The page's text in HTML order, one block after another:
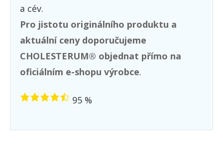
a cév.
Pro jistotu originálního produktu a
aktuální ceny doporučujeme
CHOLESTERUM® objednat přímo na
oficiálním e-shopu výrobce.
95 %